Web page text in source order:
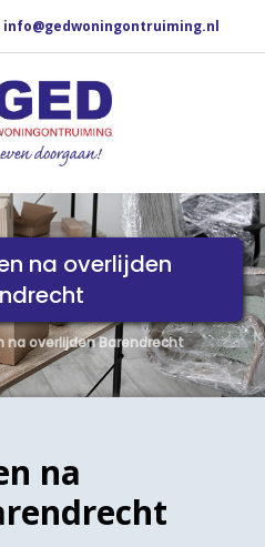
info@gedwoningontruiming.nl
na overlijden
na overlijden Barendrecht
na